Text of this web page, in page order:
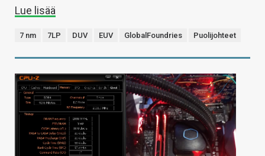
Lue lisää
7 nm 7LP DUV EUV GlobalFoundries Puolijohteet